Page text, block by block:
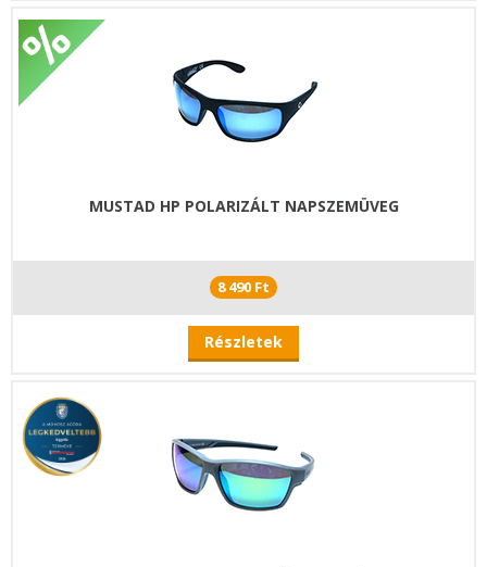
MUSTAD HP POLARIZÁLT NAPSZEMÜVEG
8 490 Ft
Részletek